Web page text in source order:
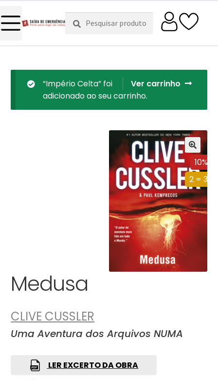
Pesquisar
por:
Pesquisa
Ver carrinho
“Império Celta” foi
adicionado ao seu carrinho.
10%
2 = 3
Medusa
CLIVE CUSSLER
Uma Aventura dos Arquivos NUMA
LER EXCERTO DA OBRA